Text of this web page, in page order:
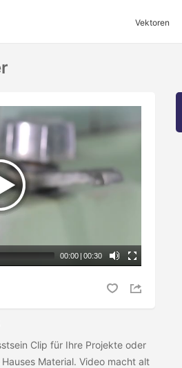
Vektoren
00:00 | 00:30
Clip für Ihre Projekte oder
Material. Video macht alt